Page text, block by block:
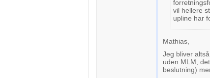
vil hellere
upline har
Mathias,
Jeg bliver
uden MLM,
beslutning)